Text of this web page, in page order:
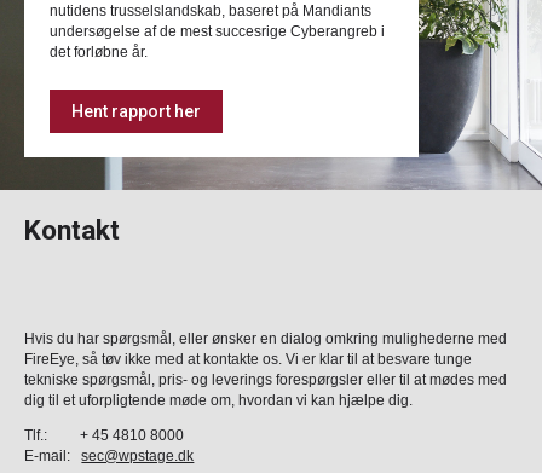
nutidens trusselslandskab, baseret på Mandiants
undersøgelse af de mest succesrige Cyberangreb i
det forløbne år.
Hent rapport her
Kontakt
Hvis du har spørgsmål, eller ønsker en dialog omkring mulighederne med
FireEye, så tøv ikke med at kontakte os. Vi er klar til at besvare tunge
tekniske spørgsmål, pris- og leverings forespørgsler eller til at mødes med
dig til et uforpligtende møde om, hvordan vi kan hjælpe dig.
Tlf.: + 45 4810 8000
E-mail:sec@wpstage.dk